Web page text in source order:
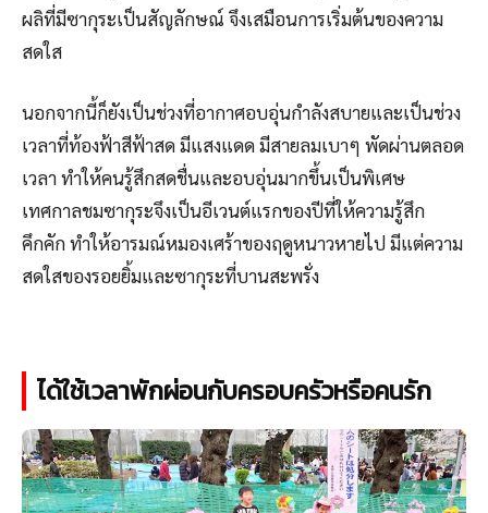
ผลิที่มีซากุระเป็นสัญลักษณ์ จึงเสมือนการเริ่มต้นของความ
สดใส
นอกจากนี้ก็ยังเป็นช่วงที่อากาศอบอุ่นกำลังสบายและเป็นช่วง
เวลาที่ท้องฟ้าสีฟ้าสด มีแสงแดด มีสายลมเบาๆ พัดผ่านตลอด
เวลา ทำให้คนรู้สึกสดชื่นและอบอุ่นมากขึ้นเป็นพิเศษ
เทศกาลชมซากุระจึงเป็นอีเวนต์แรกของปีที่ให้ความรู้สึก
คึกคัก ทำให้อารมณ์หมองเศร้าของฤดูหนาวหายไป มีแต่ความ
สดใสของรอยยิ้มและซากุระที่บานสะพรั่ง
ได้ใช้เวลาพักผ่อนกับครอบครัวหรือคนรัก